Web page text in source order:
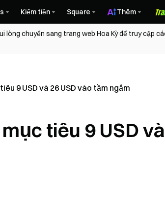
Kiếm tiền Square Thêm
lòng chuyển sang trang web Hoa Kỳ để truy cập
9 USD và 26 USD vào tầm ngắm
tiêu 9 USD và